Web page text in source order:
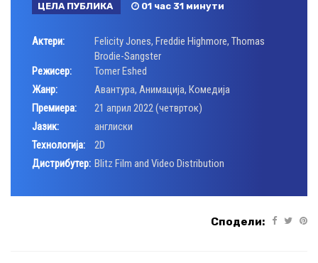
ЦЕЛА ПУБЛИКА 01 час 31 минути
Актери: Felicity Jones, Freddie Highmore, Thomas
Brodie-Sangster
Режисер:
Tomer Eshed
Жанр:
Авантура, Анимација, Комедија
Премиера:
21 април 2022 (четврток)
Јазик:
англиски
Технологија:
2D
Дистрибутер: Blitz Film and Video Distribution
Сподели: